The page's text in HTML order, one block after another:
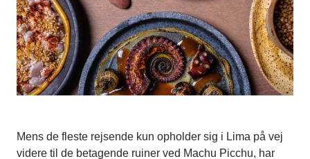
Mens de fleste rejsende kun opholder sig i Lima på vej
videre til de betagende ruiner ved Machu Picchu, har